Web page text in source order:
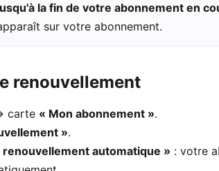
la fin de votre abonnement en
sur votre abonnement.
renouvellement
carte « Mon abonnement ».
».
renouvellement automatique » : votre